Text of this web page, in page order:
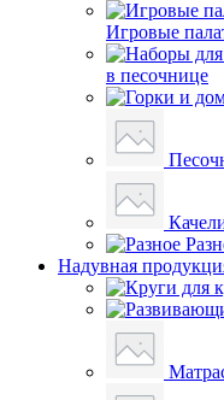
Игровые
в песочнице
Надувная